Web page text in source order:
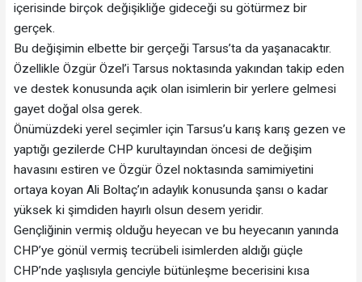
içerisinde birçok değişikliğe gideceği su götürmez bir
gerçek.
Bu değişimin elbette bir gerçeği Tarsus’ta da yaşanacaktır.
Özellikle Özgür Özel’i Tarsus noktasında yakından takip eden
ve destek konusunda açık olan isimlerin bir yerlere gelmesi
gayet doğal olsa gerek.
Önümüzdeki yerel seçimler için Tarsus’u karış karış gezen ve
yaptığı gezilerde CHP kurultayından öncesi de değişim
havasını estiren ve Özgür Özel noktasında samimiyetini
ortaya koyan Ali Boltaç’ın adaylık konusunda şansı o kadar
yüksek ki şimdiden hayırlı olsun desem yeridir.
Gençliğinin vermiş olduğu heyecan ve bu heyecanın yanında
CHP’ye gönül vermiş tecrübeli isimlerden aldığı güçle
CHP’nde yaşlısıyla genciyle bütünleşme becerisini kısa